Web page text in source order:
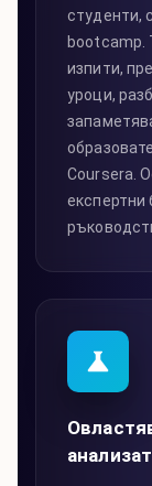
студенти,
bootcamp.
изпити,
уроци,
Coursera.